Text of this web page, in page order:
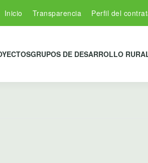
Inicio Transparencia Perfil del
GRUPOS DE DESARROLLO